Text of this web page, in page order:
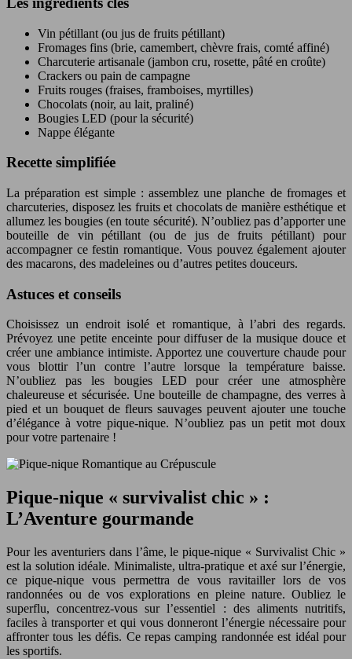
Vin pétillant (ou jus de fruits pétillant)
Fromages fins (brie, camembert, chèvre frais, comté affiné)
Charcuterie artisanale (jambon cru, rosette, pâté en croûte)
Crackers ou pain de campagne
Fruits rouges (fraises, framboises, myrtilles)
Chocolats (noir, au lait, praliné)
Bougies LED (pour la sécurité)
Nappe élégante
Recette simplifiée
La préparation est simple : assemblez une planche de fromages et
charcuteries, disposez les fruits et chocolats de manière esthétique et
allumez les bougies (en toute sécurité). N’oubliez pas d’apporter une
bouteille de vin pétillant (ou de jus de fruits pétillant) pour
accompagner ce festin romantique. Vous pouvez également ajouter
des macarons, des madeleines ou d’autres petites douceurs.
Astuces et conseils
Choisissez un endroit isolé et romantique, à l’abri des regards.
Prévoyez une petite enceinte pour diffuser de la musique douce et
créer une ambiance intimiste. Apportez une couverture chaude pour
vous blottir l’un contre l’autre lorsque la température baisse.
N’oubliez pas les bougies LED pour créer une atmosphère
chaleureuse et sécurisée. Une bouteille de champagne, des verres à
pied et un bouquet de fleurs sauvages peuvent ajouter une touche
d’élégance à votre pique-nique. N’oubliez pas un petit mot doux
pour votre partenaire !
Pique-nique « survivalist chic » :
L’Aventure gourmande
Pour les aventuriers dans l’âme, le pique-nique « Survivalist Chic »
est la solution idéale. Minimaliste, ultra-pratique et axé sur l’énergie,
ce pique-nique vous permettra de vous ravitailler lors de vos
randonnées ou de vos explorations en pleine nature. Oubliez le
superflu, concentrez-vous sur l’essentiel : des aliments nutritifs,
faciles à transporter et qui vous donneront l’énergie nécessaire pour
affronter tous les défis. Ce repas camping randonnée est idéal pour
les sportifs.